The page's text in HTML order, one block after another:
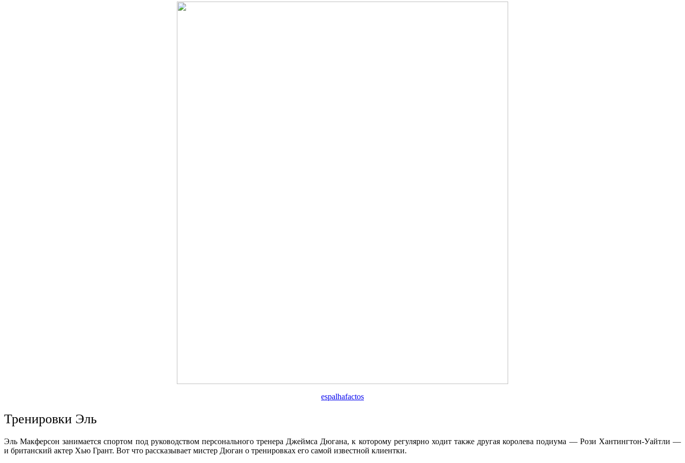
espalhafactos
Тренировки Эль
Эль Макферсон занимается спортом под руководством персонального тренера Джеймса Дюгана, к которому регулярно ходит также другая королева подиума — Рози Хантингтон-Уайтли —
и британский актер Хью Грант. Вот что рассказывает мистер Дюган о тренировках его самой известной клиентки.